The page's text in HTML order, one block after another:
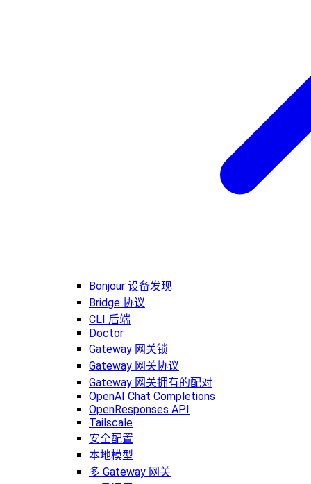
Bonjour 设备发现
Bridge 协议
CLI 后端
Doctor
Gateway 网关锁
Gateway 网关协议
Gateway 网关拥有的配对
OpenAI Chat Completions
OpenResponses API
Tailscale
安全配置
本地模型
多 Gateway 网关